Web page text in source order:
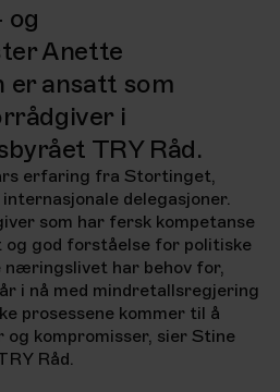
og
Anette
ansatt som
i
TRY Råd.
erfaring fra Stortinget,
delegasjoner.
som har fersk kompetanse
og god forståelse for politiske
næringslivet har behov for,
i nå med mindretallsregjering
prosessene kommer til å
kompromisser, sier Stine
Råd.